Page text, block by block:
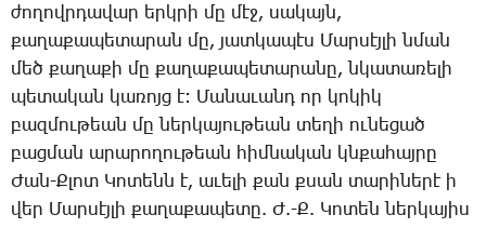
ժո­ղովր­դա­վար երկ­րի մը մէջ, սա­կայն,
քա­ղա­քա­պե­տա­րան մը, յատ­կա­պէս ­Մար­սէյ­լի նման
մեծ քա­ղա­քի մը քա­ղա­քա­պե­տա­րա­նը, նկա­տա­ռե­լի
պե­տա­կան կա­ռոյց է: ­Մա­նա­ւանդ որ կո­կիկ
բազ­մու­թեան մը ներ­կա­յու­թեան տե­ղի ու­նե­ցած
բաց­ման ա­րա­րո­ղու­թեան հիմ­նա­կան կնքա­հայ­րը
­Ժան-Քլոտ ­Կո­տենն է, ա­ւե­լի քան քսան տա­րի­նե­րէ ի
վեր ­Մար­սէյ­լի քա­ղա­քա­պե­տը. Ժ.-Ք. ­Կո­տեն ներ­կա­յիս